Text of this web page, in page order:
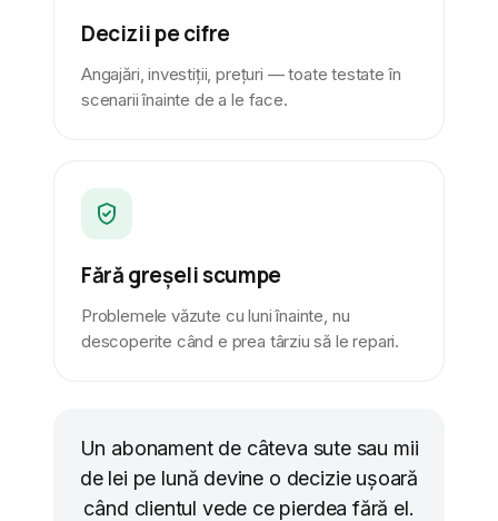
Decizii pe cifre
Angajări, investiții, prețuri — toate testate în
scenarii înainte de a le face.
Fără greșeli scumpe
Problemele văzute cu luni înainte, nu
descoperite când e prea târziu să le repari.
Un abonament de câteva sute sau mii
de lei pe lună devine o decizie ușoară
când clientul vede ce pierdea fără el.